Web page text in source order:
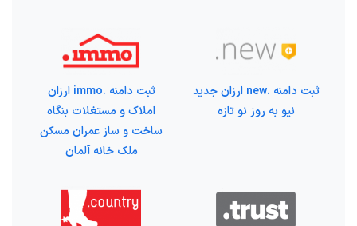
ثبت دامنه .new ارزان جدید
نیو به روز نو تازه
ثبت دامنه .immo ارزان
املاک و مستغلات بنگاه
ساخت و ساز عمران مسکن
ملک خانه آلمان